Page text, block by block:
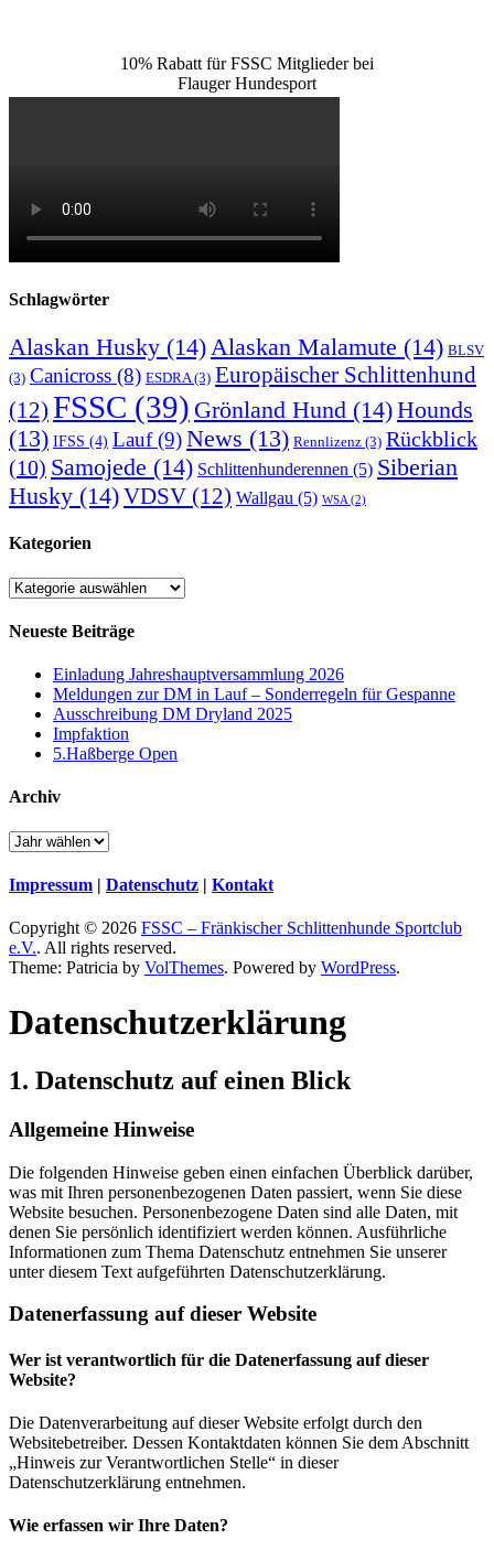
10% Rabatt für FSSC Mitglieder bei
Flauger Hundesport
Schlagwörter
Alaskan Husky (14)Alaskan Malamute (14) BLSV
(3) Canicross (8) ESDRA(3) Europäischer Schlittenhund
(12) FSSC (39) Grönland Hund (14)Hounds
(13) IFSS (4) Lauf(9)News (13) Rennlizenz (3) Rückblick
(10) Samojede (14) Schlittenhunderennen (5) Siberian
Husky (14)VDSV (12) Wallgau (5) WSA (2)
Kategorien
Kategorien
Neueste Beiträge
Einladung Jahreshauptversammlung 2026
Meldungen zur DM in Lauf – Sonderregeln für Gespanne
Ausschreibung DM Dryland 2025
Impfaktion
5.Haßberge Open
Archiv
Impressum | Datenschutz | Kontakt
Copyright © 2026 FSSC – Fränkischer Schlittenhunde Sportclub
e.V.. All rights reserved.
Theme: Patricia by VolThemes. Powered by WordPress.
Datenschutz­erklärung
1. Datenschutz auf einen Blick
Allgemeine Hinweise
Die folgenden Hinweise geben einen einfachen Überblick darüber,
was mit Ihren personenbezogenen Daten passiert, wenn Sie diese
Website besuchen. Personenbezogene Daten sind alle Daten, mit
denen Sie persönlich identifiziert werden können. Ausführliche
Informationen zum Thema Datenschutz entnehmen Sie unserer
unter diesem Text aufgeführten Datenschutzerklärung.
Datenerfassung auf dieser Website
Wer ist verantwortlich für die Datenerfassung auf dieser
Website?
Die Datenverarbeitung auf dieser Website erfolgt durch den
Websitebetreiber. Dessen Kontaktdaten können Sie dem Abschnitt
„Hinweis zur Verantwortlichen Stelle“ in dieser
Datenschutzerklärung entnehmen.
Wie erfassen wir Ihre Daten?